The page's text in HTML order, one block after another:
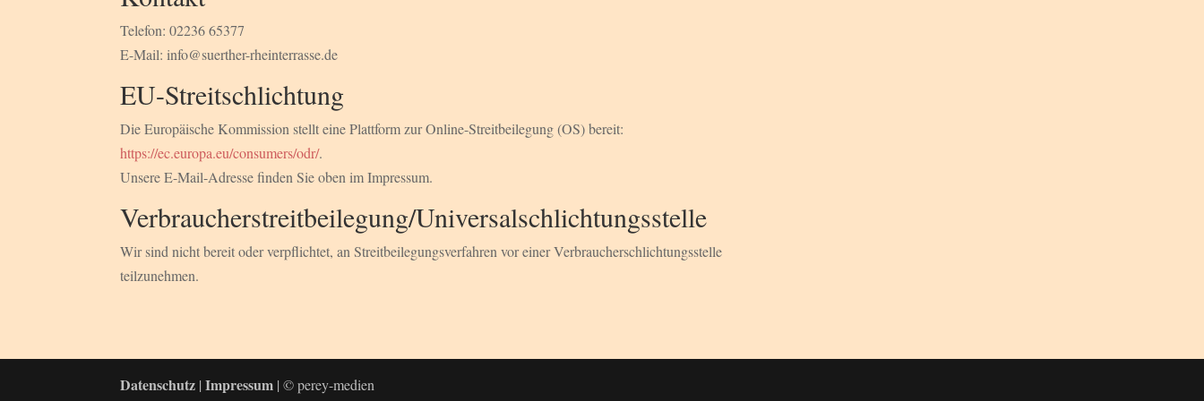
Telefon: 02236 65377
E-Mail: info@suerther-rheinterrasse.de
EU-Streitschlichtung
Die Europäische Kommission stellt eine Plattform zur Online-Streitbeilegung (OS) bereit:
https://ec.europa.eu/consumers/odr/.
Unsere E-Mail-Adresse finden Sie oben im Impressum.
Verbraucher­streit­beilegung/Universal­schlichtungs­stelle
Wir sind nicht bereit oder verpflichtet, an Streitbeilegungsverfahren vor einer Verbraucherschlichtungsstelle
teilzunehmen.
Datenschutz |Impressum | © perey-medien